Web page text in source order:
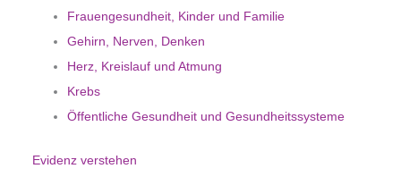
Frauengesundheit, Kinder und Familie
Gehirn, Nerven, Denken
Herz, Kreislauf und Atmung
Krebs
Öffentliche Gesundheit und Gesundheitssysteme
Evidenz verstehen